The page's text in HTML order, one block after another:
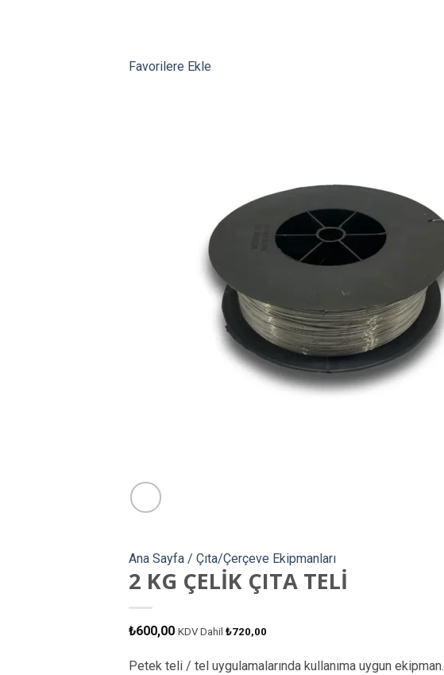
Favorilere Ekle
Ana Sayfa / Çıta/Çerçeve Ekipmanları
2 KG ÇELİK ÇITA TELİ
₺600,00 KDV Dahil ₺720,00
Petek teli / tel uygulamalarında kullanıma uygun ekipman.